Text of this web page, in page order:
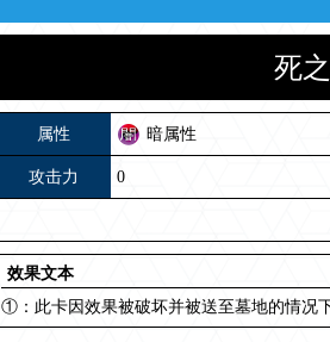
死
属性 暗属性
攻击力 0
效果文本
①：此卡因效果被破坏并被送至墓地的情况